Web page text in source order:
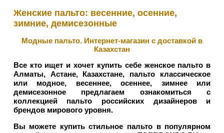
Женские пальто: весенние, осенние,
зимние, демисезонные
Модные пальто. Интернет-магазин с доставкой в
Казахстан
Все кто ищет и хочет купить себе женское пальто в
Алматы, Астане, Казахстане, пальто классическое
или модное, весеннее, осеннее, зимнее или
демисезонное предлагаем ознакомиться с
коллекцией пальто российских дизайнеров и
брендов мирового уровня.
Вы можете купить стильное пальто в популярном